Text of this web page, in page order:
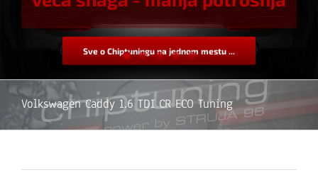
Sve o Chiptuningu na jednom mestu ...
Volkswagen Caddy 1.6 TDI CR ECO Tuning